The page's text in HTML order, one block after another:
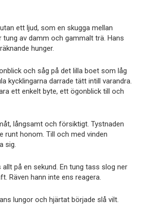
ett ljud, som en skugga mellan
tung av damm och gammalt trä. Hans
hunger.
och såg på det lilla boet som låg
kycklingarna darrade tätt intill varandra.
ett enkelt byte, ett ögonblick till och
långsamt och försiktigt. Tystnaden
runt honom. Till och med vinden
sig.
på en sekund. En tung tass slog ner
Räven hann inte ens reagera.
lungor och hjärtat började slå vilt.